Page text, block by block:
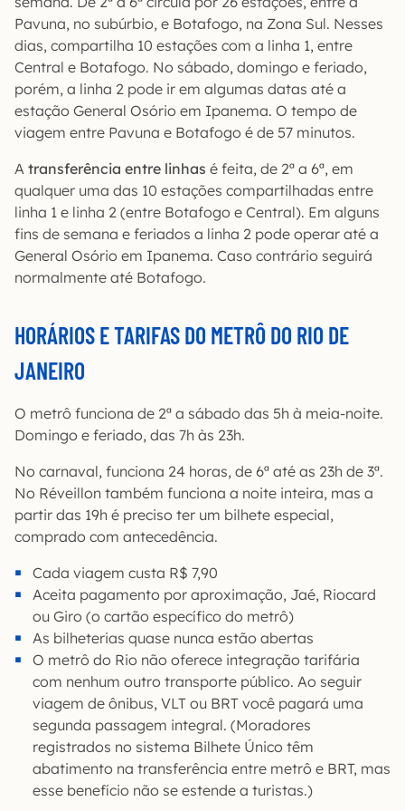
Pavuna, no subúrbio, e Botafogo, na Zona Sul. Nesses
dias, compartilha 10 estações com a linha 1, entre
Central e Botafogo. No sábado, domingo e feriado,
porém, a linha 2 pode ir em algumas datas até a
estação General Osório em Ipanema. O tempo de
viagem entre Pavuna e Botafogo é de 57 minutos.
A transferência entre linhas é feita, de 2ª a 6ª, em
qualquer uma das 10 estações compartilhadas entre
linha 1 e linha 2 (entre Botafogo e Central). Em alguns
fins de semana e feriados a linha 2 pode operar até a
General Osório em Ipanema. Caso contrário seguirá
normalmente até Botafogo.
HORÁRIOS E TARIFAS DO METRÔ DO RIO DE
JANEIRO
O metrô funciona de 2ª a sábado das 5h à meia-noite.
Domingo e feriado, das 7h às 23h.
No carnaval, funciona 24 horas, de 6ª até as 23h de 3ª.
No Réveillon também funciona a noite inteira, mas a
partir das 19h é preciso ter um bilhete especial,
comprado com antecedência.
Cada viagem custa R$ 7,90
Aceita pagamento por aproximação, Jaé, Riocard
ou Giro (o cartão específico do metrô)
As bilheterias quase nunca estão abertas
O metrô do Rio não oferece integração tarifária
com nenhum outro transporte público. Ao seguir
viagem de ônibus, VLT ou BRT você pagará uma
segunda passagem integral. (Moradores
registrados no sistema Bilhete Único têm
abatimento na transferência entre metrô e BRT, mas
esse benefício não se estende a turistas.)